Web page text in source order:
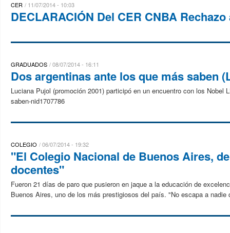
CER 11/07/2014 - 10:03
DECLARACIÓN Del CER CNBA
GRADUADOS 08/07/2014 - 16:11
Dos argentinas ante los que más saben
Luciana Pujol (promoción 2001) participó en un encuentro con los
saben-nid1707786
COLEGIO 06/07/2014 - 19:32
"El Colegio Nacional de Buenos Aires,
docentes"
Fueron 21 días de paro que pusieron en jaque a la educación de
Buenos Aires, uno de los más prestigiosos del país. "No escapa a